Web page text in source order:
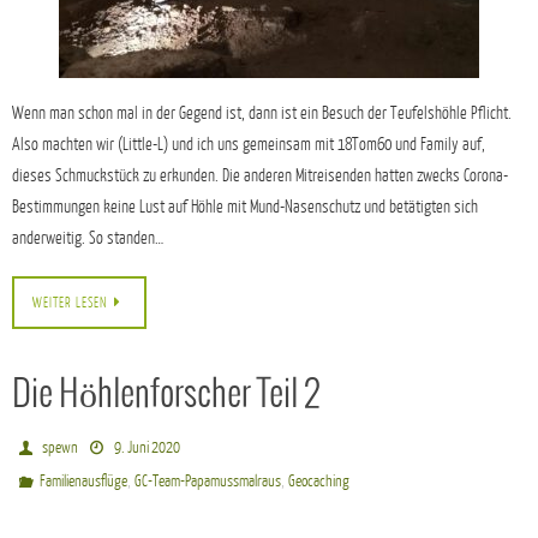
Wenn man schon mal in der Gegend ist, dann ist ein Besuch der Teufelshöhle Pflicht.
Also machten wir (Little-L) und ich uns gemeinsam mit 18Tom60 und Family auf,
dieses Schmuckstück zu erkunden. Die anderen Mitreisenden hatten zwecks Corona-
Bestimmungen keine Lust auf Höhle mit Mund-Nasenschutz und betätigten sich
anderweitig. So standen…
WEITER LESEN
Die Höhlenforscher Teil 2
spewn
9. Juni 2020
Familienausflüge,GC-Team-Papamussmalraus,Geocaching